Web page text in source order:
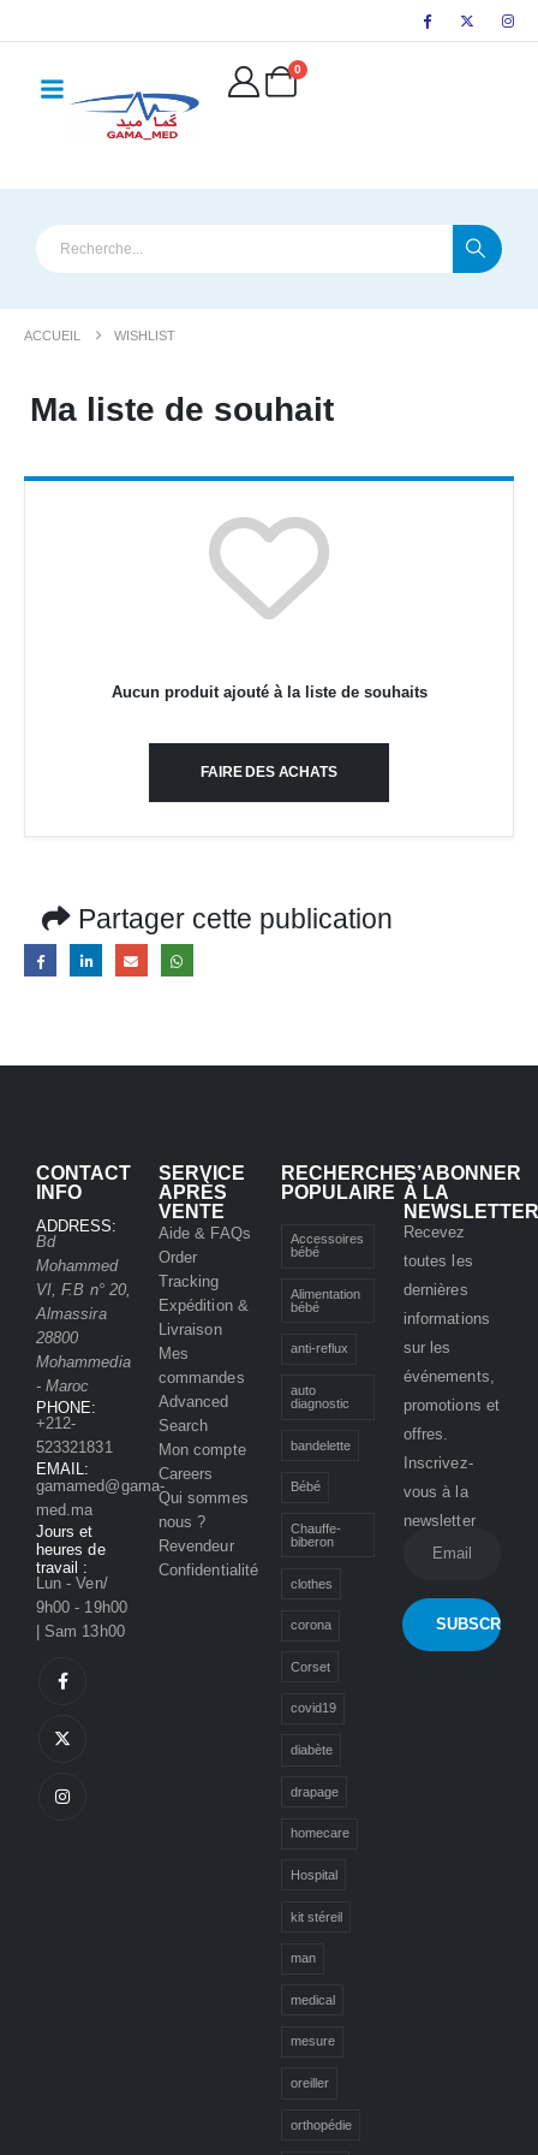
0
ACCUEIL WISHLIST
Ma liste de souhait
Aucun produit ajouté à la liste de souhaits
FAIRE DES ACHATS
Partager cette publication
CONTACT
INFO
ADDRESS:
Bd
Mohammed
VI, F.B n° 20,
Almassira
28800
Mohammedia
- Maroc
PHONE:
+212-
523321831
EMAIL:
gamamed@gama-
med.ma
Jours et
heures de
travail :
Lun - Ven/
9h00 - 19h00
| Sam 13h00
SERVICE
APRÈS
VENTE
Aide & FAQs
Order
Tracking
Expédition &
Livraison
Mes
commandes
Advanced
Search
Mon compte
Careers
Qui sommes
nous ?
Revendeur
Confidentialité
RECHERCHE
POPULAIRE
Accessoires
bébé
Alimentation
bébé
anti-reflux
auto
diagnostic
bandelette
Bébé
Chauffe-
biberon
clothes
corona
Corset
covid19
diabète
drapage
homecare
Hospital
kit stéreil
man
medical
mesure
oreiller
orthopédie
S’ABONNER
À LA
NEWSLETTER
Recevez
toutes les
dernières
informations
sur les
événements,
promotions et
offres.
Inscrivez-
vous à la
newsletter